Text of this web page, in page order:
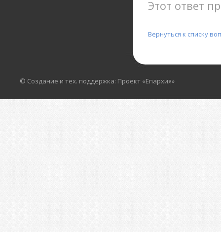
Этот ответ
Вернуться к списку
© Создание и тех. поддержка: Проект «Епархия»